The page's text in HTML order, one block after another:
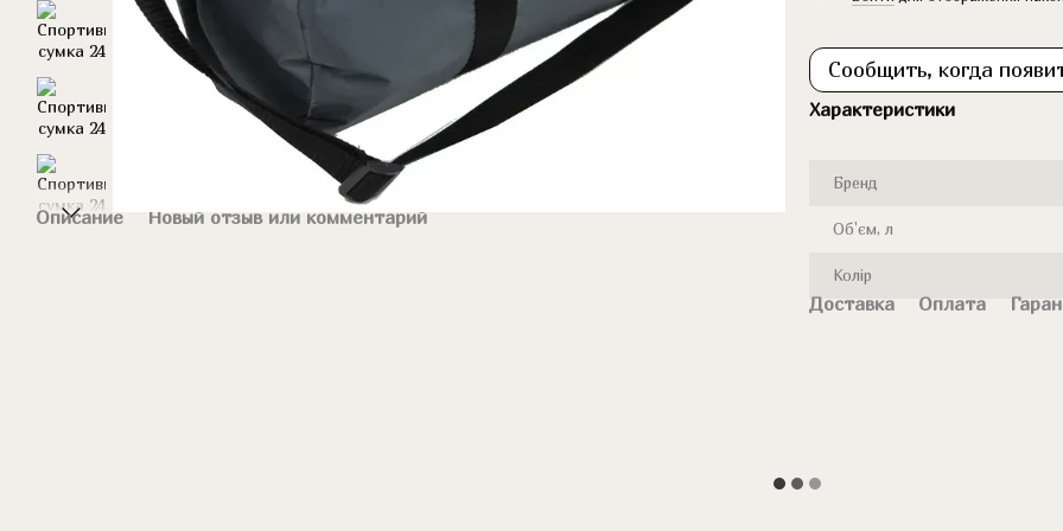
Описание Новый отзыв или комментарий
Сообщить, когда
Характеристики
Бренд
Об'єм, л
Колір
Доставка Оплата